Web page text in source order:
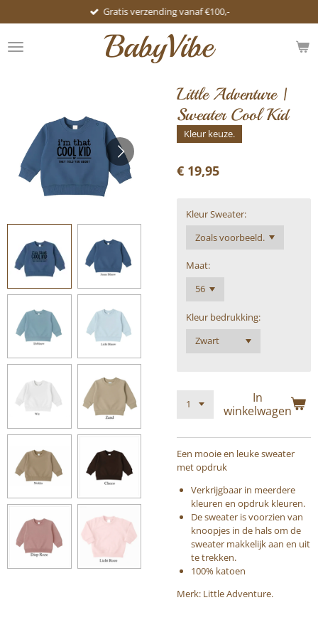
direct
naar
de
BabyVibe
Gratis verzending vanaf €100,-
Little Adventure |
Sweater Cool Kid
Kleur keuze.
€ 19,95
Kleur Sweater:
Maat:
Kleur bedrukking:
In
winkelwagen
Een mooie en leuke sweater
met opdruk
Verkrijgbaar in meerdere
kleuren en opdruk kleuren.
De sweater is voorzien van
knoopjes in de hals om de
sweater makkelijk aan en uit
te trekken.
100% katoen
Merk: Little Adventure.